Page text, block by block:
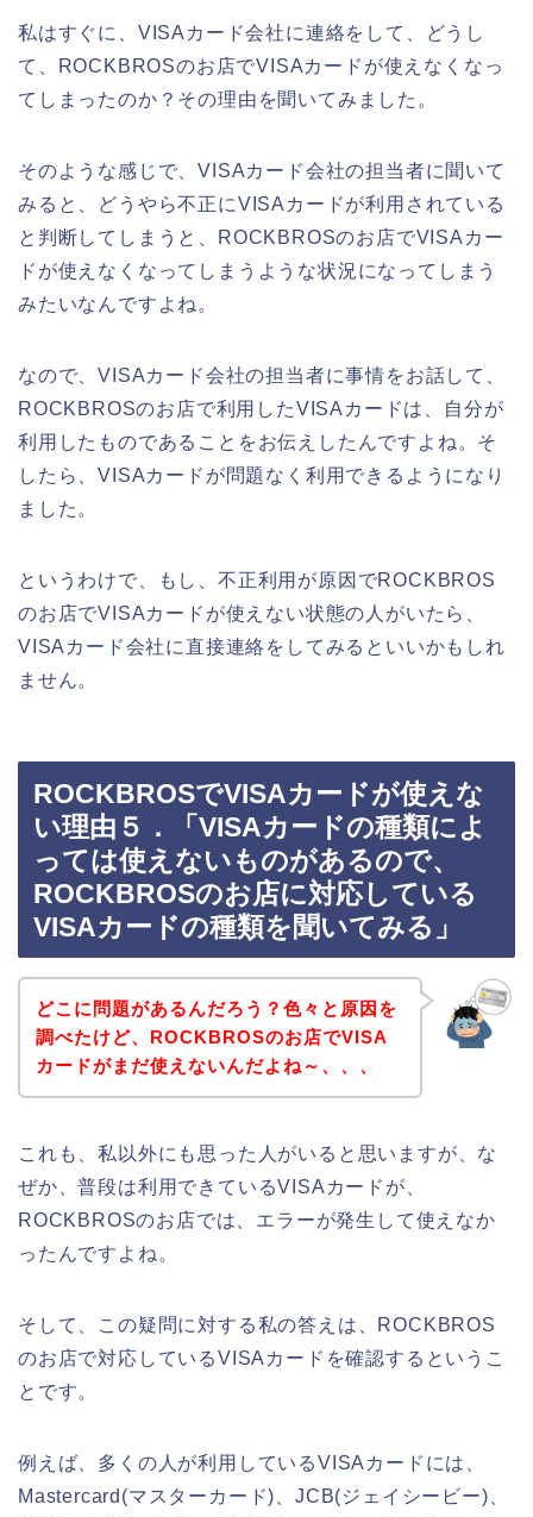
私はすぐに、VISAカード会社に連絡をして、どうし
て、ROCKBROSのお店でVISAカードが使えなくなっ
てしまったのか？その理由を聞いてみました。
そのような感じで、VISAカード会社の担当者に聞いて
みると、どうやら不正にVISAカードが利用されている
と判断してしまうと、ROCKBROSのお店でVISAカー
ドが使えなくなってしまうような状況になってしまう
みたいなんですよね。
なので、VISAカード会社の担当者に事情をお話して、
ROCKBROSのお店で利用したVISAカードは、自分が
利用したものであることをお伝えしたんですよね。そ
したら、VISAカードが問題なく利用できるようになり
ました。
というわけで、もし、不正利用が原因でROCKBROS
のお店でVISAカードが使えない状態の人がいたら、
VISAカード会社に直接連絡をしてみるといいかもしれ
ません。
ROCKBROSでVISAカードが使えな
い理由５．「VISAカードの種類によ
っては使えないものがあるので、
ROCKBROSのお店に対応している
VISAカードの種類を聞いてみる」
どこに問題があるんだろう？色々と原因を
調べたけど、ROCKBROSのお店でVISA
カードがまだ使えないんだよね～、、、
これも、私以外にも思った人がいると思いますが、な
ぜか、普段は利用できているVISAカードが、
ROCKBROSのお店では、エラーが発生して使えなか
ったんですよね。
そして、この疑問に対する私の答えは、ROCKBROS
のお店で対応しているVISAカードを確認するというこ
とです。
例えば、多くの人が利用しているVISAカードには、
Mastercard(マスターカード)、JCB(ジェイシービー)、